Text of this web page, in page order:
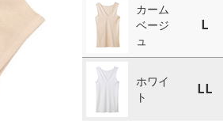
カーム
ベージ
ュ
L
ホワイ
ト
LL